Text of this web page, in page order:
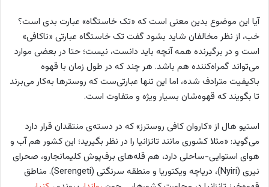
آیا این موضوع بدین معنی است که «تک خاستگاه» عبارت بدی است؟
خب، از نظر مخالفان شاید بشود گفت تک خاستگاه عبارتی «ناکافی»
است و در برگیرنده همه آنچه باید دانست، نیست؛ حتا در بعضی موارد
می‌تواند گمراه‌کننده هم باشد. هر چند که در طول زمان با قهوه
با‌کیفیت مترادف شده، اما این تنها عبارتی‌ست که روسترها به‌کار می‌برند
تا بگویند که قهوه‌شان بسیار ویژه و متفاوت است.
استیو هال از «کاروان کافی روسترز» که در دسته‌ی منتقدان قرار دارد
می‌گوید: «مثلا کشوری مانند تانزانیا را در نظر بگیرید؛ این کشور هم آب و
هوای استوایی-ساحلی دارد، هم قله‌های برف‌پوش کلیمانجارو، صحرای
نیری (Nyiri)، دریاچه ویکتوریا و منطقه سرنگتی (Serengeti). مناطق